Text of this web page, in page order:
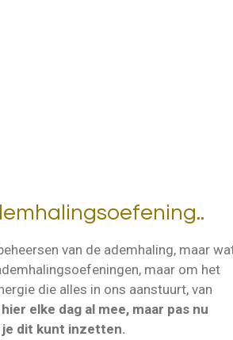
van de ademhaling, maar
maar om het
die alles in ons aanstuurt, van
elke dag al mee, maar pas nu
dit kunt inzetten.